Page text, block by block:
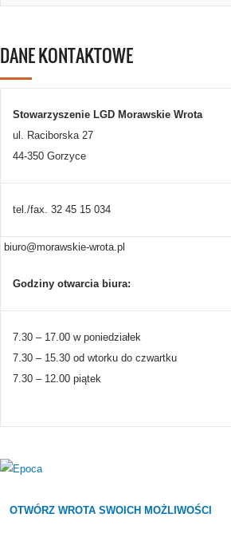
DANE KONTAKTOWE
Stowarzyszenie LGD Morawskie Wrota
ul. Raciborska 27
44-350 Gorzyce
tel./fax. 32 45 15 034
biuro@morawskie-wrota.pl
Godziny otwarcia biura:
7.30 – 17.00 w poniedziałek
7.30 – 15.30 od wtorku do czwartku
7.30 – 12.00 piątek
OTWÓRZ WROTA SWOICH MOŻLIWOŚCI